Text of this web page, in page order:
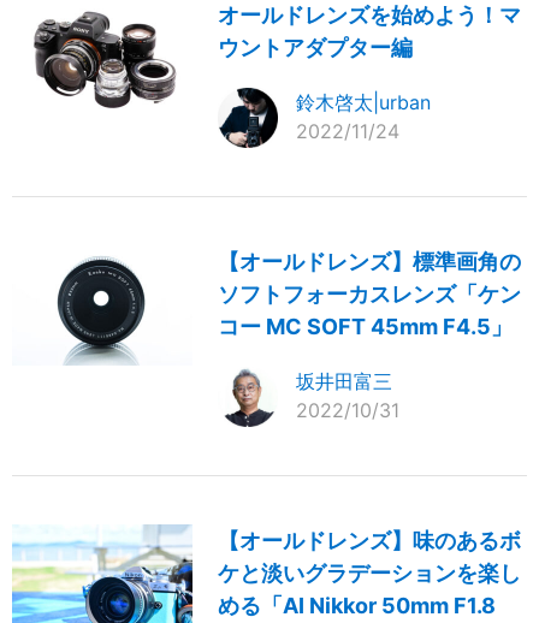
オールドレンズを始めよう！マ
ウントアダプター編
鈴木啓太|urban
2022/11/24
【オールドレンズ】標準画角の
ソフトフォーカスレンズ「ケン
コー MC SOFT 45mm F4.5」
坂井田富三
2022/10/31
【オールドレンズ】味のあるボ
ケと淡いグラデーションを楽し
める「AI Nikkor 50mm F1.8